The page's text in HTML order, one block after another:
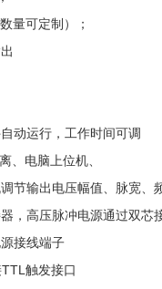
量可定制）；
动运行，工作时间可调
、电脑上位机、
节输出电压幅值、脉宽、
，高压脉冲电源通过双芯
接线端子
触发接口